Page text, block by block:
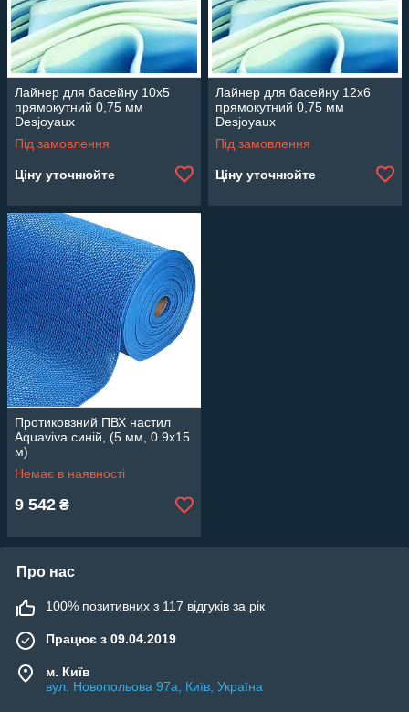
Лайнер для басейну 10х5
прямокутний 0,75 мм
Desjoyaux
Під замовлення
Ціну уточнюйте
Лайнер для басейну 12х6
прямокутний 0,75 мм
Desjoyaux
Під замовлення
Ціну уточнюйте
Протиковзний ПВХ настил
Aquaviva синій, (5 мм, 0.9х15
м)
Немає в наявності
9 542 ₴
Про нас
100% позитивних з 117 відгуків за рік
Працює з 09.04.2019
м. Київ
вул. Новопольова 97а, Київ, Україна